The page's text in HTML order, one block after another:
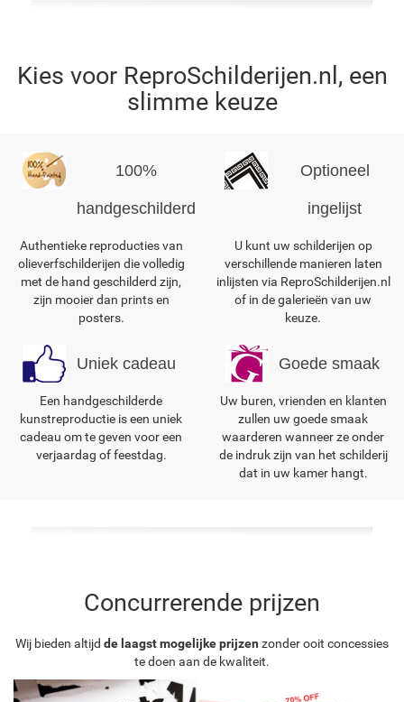
Kies voor ReproSchilderijen.nl, een
slimme keuze
100%
handgeschilderd
Authentieke reproducties van
olieverfschilderijen die volledig
met de hand geschilderd zijn,
zijn mooier dan prints en
posters.
Optioneel
ingelijst
U kunt uw schilderijen op
verschillende manieren laten
inlijsten via ReproSchilderijen.nl
of in de galerieën van uw
keuze.
Uniek cadeau
Een handgeschilderde
kunstreproductie is een uniek
cadeau om te geven voor een
verjaardag of feestdag.
Goede smaak
Uw buren, vrienden en klanten
zullen uw goede smaak
waarderen wanneer ze onder
de indruk zijn van het schilderij
dat in uw kamer hangt.
Concurrerende prijzen
Wij bieden altijd de laagst mogelijke prijzen zonder ooit concessies
te doen aan de kwaliteit.